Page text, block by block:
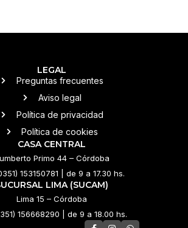
LEGAL
Preguntas frecuentes
Aviso legal
Política de privacidad
Política de cookies
CASA CENTRAL
Primo 44 – Córdoba
153150781 | de 9 a 17.30 hs.
LIMA (SUCAM)
Lima 15 – Córdoba
156668290 | de 9 a 18.00 hs.